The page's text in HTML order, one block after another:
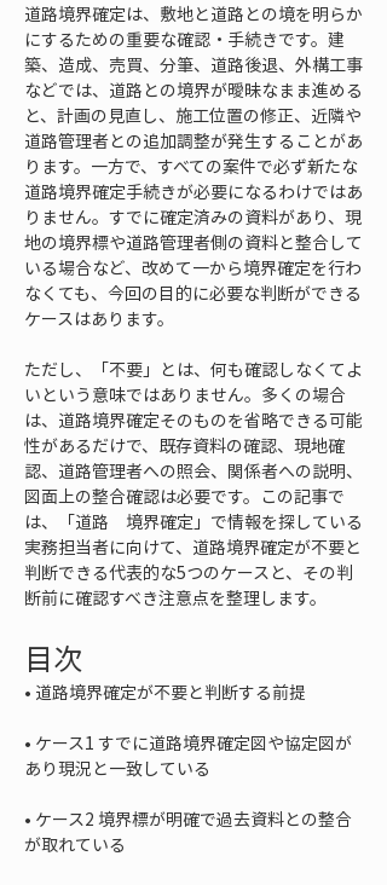
道路境界確定は、敷地と道路との境を明らか
にするための重要な確認・手続きです。建
築、造成、売買、分筆、道路後退、外構工事
などでは、道路との境界が曖昧なまま進める
と、計画の見直し、施工位置の修正、近隣や
道路管理者との追加調整が発生することがあ
ります。一方で、すべての案件で必ず新たな
道路境界確定手続きが必要になるわけではあ
りません。すでに確定済みの資料があり、現
地の境界標や道路管理者側の資料と整合して
いる場合など、改めて一から境界確定を行わ
なくても、今回の目的に必要な判断ができる
ケースはあります。
ただし、「不要」とは、何も確認しなくてよ
いという意味ではありません。多くの場合
は、道路境界確定そのものを省略できる可能
性があるだけで、既存資料の確認、現地確
認、道路管理者への照会、関係者への説明、
図面上の整合確認は必要です。この記事で
は、「道路　境界確定」で情報を探している
実務担当者に向けて、道路境界確定が不要と
判断できる代表的な5つのケースと、その判
断前に確認すべき注意点を整理します。
目次
•
• ケース1 すでに道路境界確定図や協定図が
• ケース2 境界標が明確で過去資料との整合